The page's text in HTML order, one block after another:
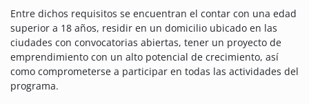
Entre dichos requisitos se encuentran el contar con una edad
superior a 18 años, residir en un domicilio ubicado en las
ciudades con convocatorias abiertas, tener un proyecto de
emprendimiento con un alto potencial de crecimiento, así
como comprometerse a participar en todas las actividades del
programa.